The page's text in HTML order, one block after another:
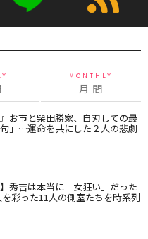
MONTHLY
月 間
』お市と柴田勝家、自刃しての最
」…運命を共にした２人の悲劇
】秀吉は本当に「女狂い」だった
彩った11人の側室たちを時系列